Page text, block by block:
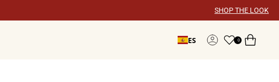
SHOP THE LOOK
ES Cuenta
0
×